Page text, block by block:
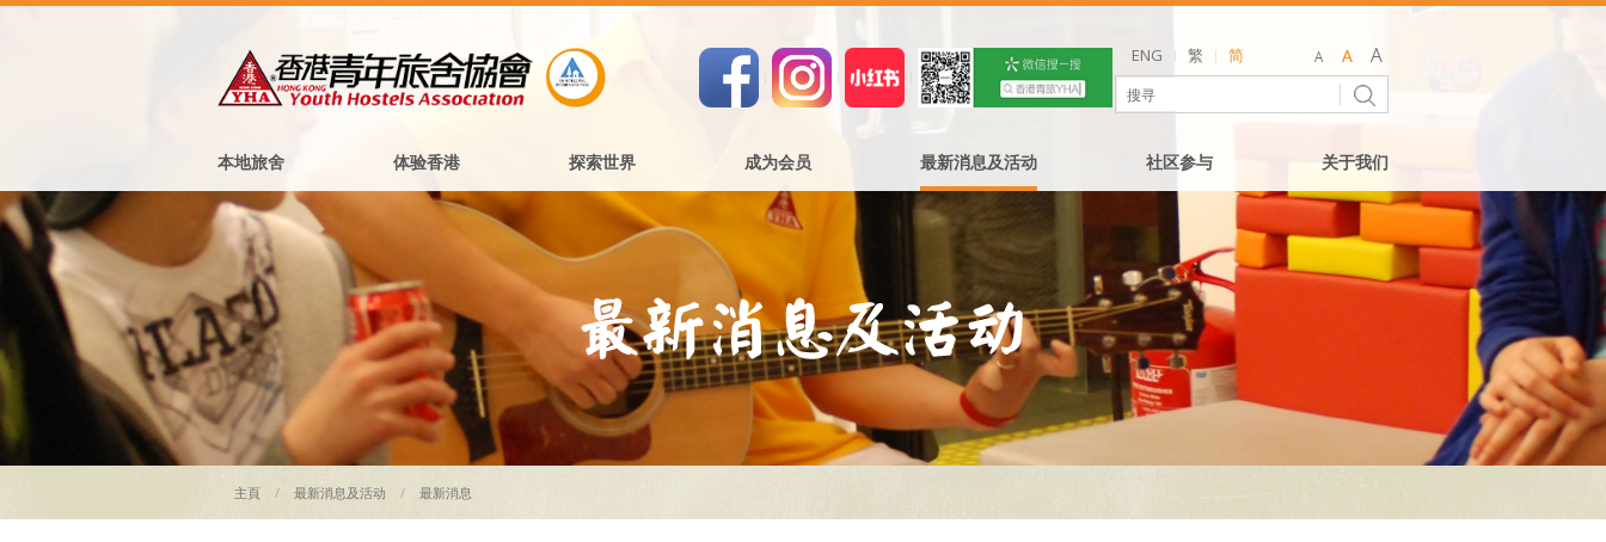
ENG 繁 简
本地旅舍 体验香港 探索世界 成为会员 最新消息及活动 社区参与 关于我们
主頁 最新消息及活动 最新消息